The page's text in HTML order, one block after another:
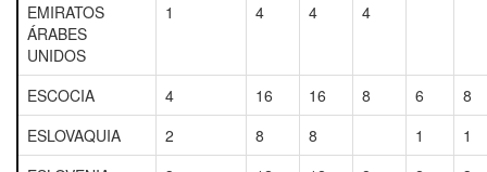
EMIRATOS
ÁRABES
UNIDOS
1 4 4 4
ESCOCIA 4 16 16 8 6
8
ESLOVAQUIA
2 8 8 1
1